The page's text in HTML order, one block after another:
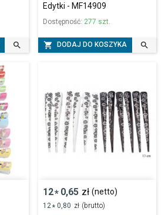

Edytki - MF14909
Dostępność: 277 szt.
 DODAJ DO KOSZYKA 
12* 0,65 zł (netto)
12* 0,80 zł (brutto)